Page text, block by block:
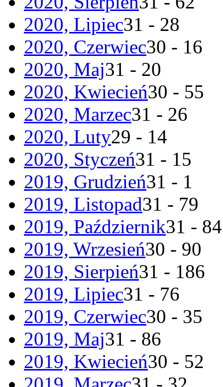
2020, Lipiec31 - 28
2020, Czerwiec30 - 16
2020, Maj31 - 20
2020, Kwiecień30 - 55
2020, Marzec31 - 26
2020, Luty29 - 14
2020, Styczeń31 - 15
2019, Grudzień31 - 1
2019, Listopad31 - 79
2019, Październik31 - 84
2019, Wrzesień30 - 90
2019, Sierpień31 - 186
2019, Lipiec31 - 76
2019, Czerwiec30 - 35
2019, Maj31 - 86
2019, Kwiecień30 - 52